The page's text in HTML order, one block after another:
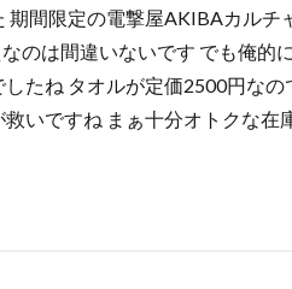
期間限定の電撃屋AKIBAカルチ
のは間違いないです でも俺的
たね タオルが定価2500円なの
いですね まぁ十分オトクな在